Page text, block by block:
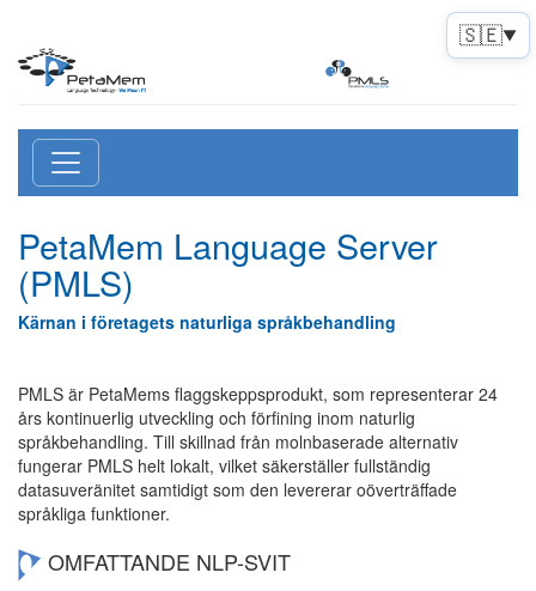
🇸🇪▼
PetaMem Language Server
(PMLS)
Kärnan i företagets naturliga språkbehandling
PMLS är PetaMems flaggskeppsprodukt, som representerar 24
års kontinuerlig utveckling och förfining inom naturlig
språkbehandling. Till skillnad från molnbaserade alternativ
fungerar PMLS helt lokalt, vilket säkerställer fullständig
datasuveränitet samtidigt som den levererar oöverträffade
språkliga funktioner.
OMFATTANDE NLP-SVIT